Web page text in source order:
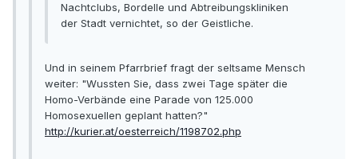
Nachtclubs, Bordelle und Abtreibungskliniken
der Stadt vernichtet, so der Geistliche.
Und in seinem Pfarrbrief fragt der seltsame Mensch
weiter: "Wussten Sie, dass zwei Tage später die
Homo-Verbände eine Parade von 125.000
Homosexuellen geplant hatten?"
http://kurier.at/oesterreich/1198702.php